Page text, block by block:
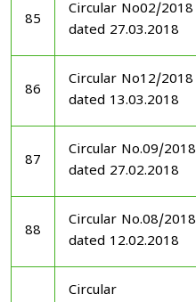
85
Circular No02/2018
dated 27.03.2018
86
Circular No12/2018
dated 13.03.2018
87
Circular No.09/2018
dated 27.02.2018
88
Circular No.08/2018
dated 12.02.2018
Circular